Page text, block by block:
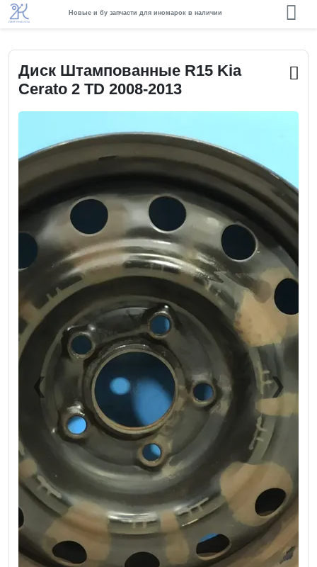
Новые и бу запчасти для иномарок в наличии
Диск Штампованные R15 Kia
Cerato 2 TD 2008-2013
❮
Previous ❯Next